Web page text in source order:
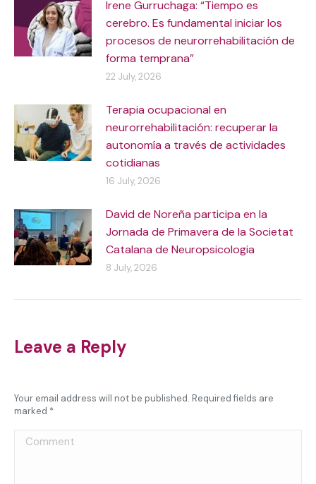
Irene Gurruchaga: “Tiempo es
cerebro. Es fundamental iniciar los
procesos de neurorrehabilitación de
forma temprana”
22 July, 2026
Terapia ocupacional en
neurorrehabilitación: recuperar la
autonomía a través de actividades
cotidianas
16 July, 2026
David de Noreña participa en la
Jornada de Primavera de la Societat
Catalana de Neuropsicologia
8 July, 2026
Leave a Reply
Your email address will not be published. Required fields are
marked *
Comment